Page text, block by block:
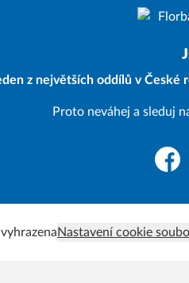
z největších oddílů v České
Proto neváhej a sleduj
Nastavení cookie